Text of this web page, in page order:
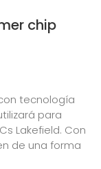
chip
tecnología
para
Lakefield. Con
de una forma